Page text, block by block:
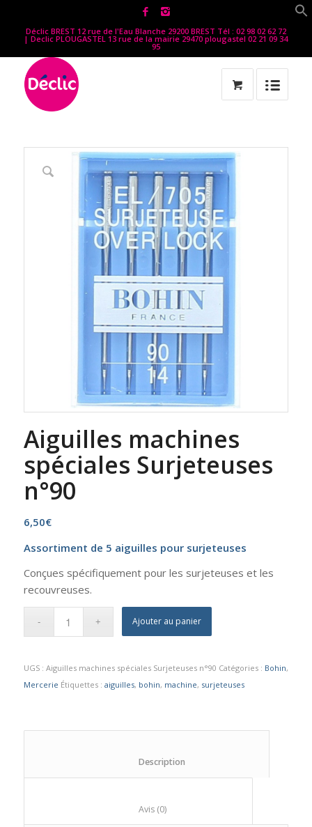
Déclic BREST 12 rue de l'Eau Blanche 29200 BREST Tél : 02 98 02 62 72
| Declic PLOUGASTEL 13 rue de la mairie 29470 plougastel 02 21 09 34
95
Aiguilles machines
spéciales Surjeteuses
n°90
6,50€
Assortiment de 5 aiguilles pour surjeteuses
Conçues spécifiquement pour les surjeteuses et les
recouvreuses.
Ajouter au panier
UGS : Aiguilles machines spéciales Surjeteuses n°90 Catégories : Bohin,
Mercerie Étiquettes : aiguilles, bohin, machine, surjeteuses
						Avis (0)